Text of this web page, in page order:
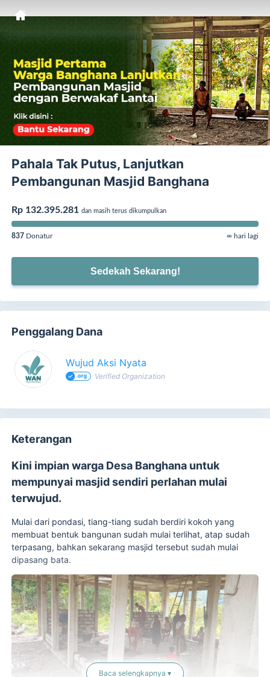
Pahala Tak Putus, Lanjutkan
Pembangunan Masjid Banghana
Rp 132.395.281 dan masih terus dikumpulkan
837 Donatur ∞ hari lagi
Sedekah Sekarang!
Penggalang Dana
Wujud Aksi Nyata
Verified Organization
Keterangan
Kini impian warga Desa Banghana untuk
mempunyai masjid sendiri perlahan mulai
terwujud.
Mulai dari pondasi, tiang-tiang sudah berdiri kokoh yang
membuat bentuk bangunan sudah mulai terlihat, atap sudah
terpasang, bahkan sekarang masjid tersebut sudah mulai
dipasang bata.
Baca selengkapnya ▾